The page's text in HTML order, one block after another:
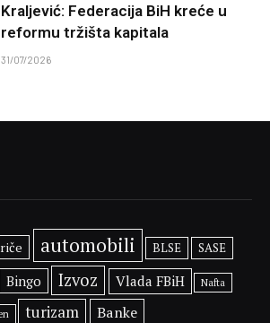
Kraljević: Federacija BiH kreće u
reformu tržišta kapitala
31/07/2026
automobili BLSE SASE
Bingo Izvoz Vlada FBiH Nafta
turizam Banke